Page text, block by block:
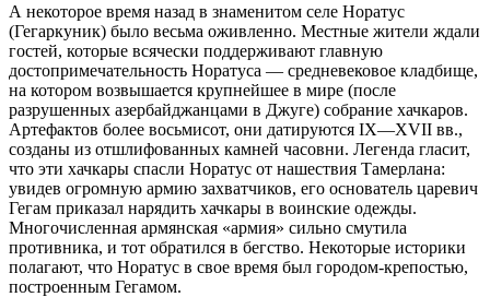
А некоторое время назад в знаменитом селе Норатус
(Гегаркуник) было весьма оживленно. Местные жители ждали
гостей, которые всячески поддерживают главную
достопримечательность Норатуса — средневековое кладбище,
на котором возвышается крупнейшее в мире (после
разрушенных азербайджанцами в Джуге) собрание хачкаров.
Артефактов более восьмисот, они датируются IX—XVII вв.,
созданы из отшлифованных камней часовни. Легенда гласит,
что эти хачкары спасли Норатус от нашествия Тамерлана:
увидев огромную армию захватчиков, его основатель царевич
Гегам приказал нарядить хачкары в воинские одежды.
Многочисленная армянская «армия» сильно смутила
противника, и тот обратился в бегство. Некоторые историки
полагают, что Норатус в свое время был городом-крепостью,
построенным Гегамом.